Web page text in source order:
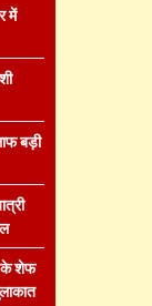
में
बड़ी
के शेफ